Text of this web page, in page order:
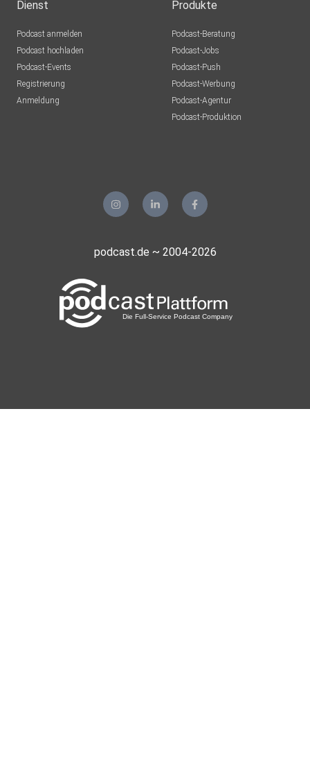
Dienst
Podcast anmelden
Podcast hochladen
Podcast-Events
Registrierung
Anmeldung
Produkte
Podcast-Beratung
Podcast-Jobs
Podcast-Push
Podcast-Werbung
Podcast-Agentur
Podcast-Produktion
podcast.de ~ 2004-2026